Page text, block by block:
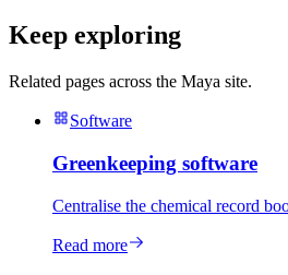
Keep exploring
Related pages across the Maya site.
Software
Greenkeeping software
Centralise the chemical record
Read more